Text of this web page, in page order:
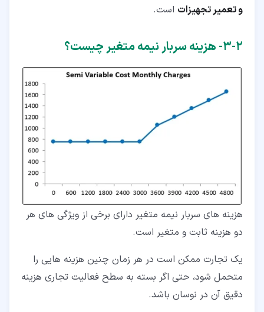
و تعمیر تجهیزات است.
۲‏-‏۳‏- هزینه سربار نیمه متغیر چیست؟
هزینه های سربار نیمه متغیر دارای برخی از ویژگی های هر
دو هزینه ثابت و متغیر است.
یک تجارت ممکن است در هر زمان چنین هزینه هایی را
متحمل شود، حتی اگر بسته به سطح فعالیت تجاری هزینه
دقیق آن در نوسان باشد.